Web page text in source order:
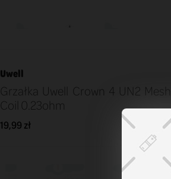
Uwell
Grzałka Uwell Crown 4 UN2 Mesh
Coil 0.23ohm
19,99 zł KOSZYK